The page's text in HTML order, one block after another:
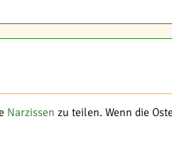
Narzissen zu teilen. Wenn die